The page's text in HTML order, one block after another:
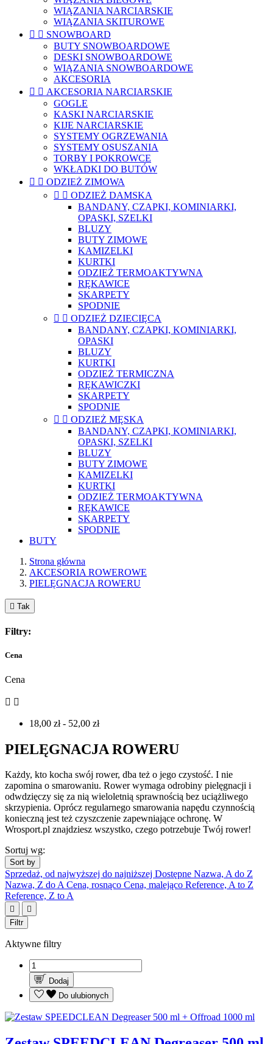
WIĄZANIA NARCIARSKIE
WIĄZANIA SKITUROWE
  SNOWBOARD
BUTY SNOWBOARDOWE
DESKI SNOWBOARDOWE
WIĄZANIA SNOWBOARDOWE
AKCESORIA
  AKCESORIA NARCIARSKIE
GOGLE
KASKI NARCIARSKIE
KIJE NARCIARSKIE
SYSTEMY OGRZEWANIA
SYSTEMY OSUSZANIA
TORBY I POKROWCE
WKŁADKI DO BUTÓW
  ODZIEŻ ZIMOWA
  ODZIEŻ DAMSKA
BANDANY, CZAPKI, KOMINIARKI,
OPASKI, SZELKI
BLUZY
BUTY ZIMOWE
KAMIZELKI
KURTKI
ODZIEŻ TERMOAKTYWNA
RĘKAWICE
SKARPETY
SPODNIE
  ODZIEŻ DZIECIĘCA
BANDANY, CZAPKI, KOMINIARKI,
OPASKI
BLUZY
KURTKI
ODZIEŻ TERMICZNA
RĘKAWICZKI
SKARPETY
SPODNIE
  ODZIEŻ MĘSKA
BANDANY, CZAPKI, KOMINIARKI,
OPASKI, SZELKI
BLUZY
BUTY ZIMOWE
KAMIZELKI
KURTKI
ODZIEŻ TERMOAKTYWNA
RĘKAWICE
SKARPETY
SPODNIE
BUTY
Strona główna
AKCESORIA ROWEROWE
PIELĘGNACJA ROWERU
 Tak
Filtry:
Cena
Cena
 
18,00 zł - 52,00 zł
PIELĘGNACJA ROWERU
Każdy, kto kocha swój rower, dba też o jego czystość. I nie
zapomina o smarowaniu. Rower wymaga odrobiny pielęgnacji i
odwdzięczy się za nią wieloletnią sprawnością bez uciążliwego
skrzypienia. Oprócz regularnego smarowania napędu czynnością
konieczną jest też czyszczenie zapewniające ochronę. W
Wrosport.pl znajdziesz wszystko, czego potrzebuje Twój rower!
Sortuj wg:
Sort by
Sprzedaż, od najwyższej do najniższej Dostępne Nazwa, A do Z
Nazwa, Z do ACena, rosnąco Cena, malejąco Reference, A to Z
Reference, Z to A


Filtr
Aktywne filtry
Dodaj
Do ulubionych